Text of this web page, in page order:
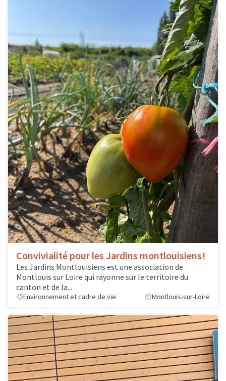
Convivialité pour les Jardins montlouisiens!
Les Jardins Montlouisiens est une association de
Montlouis sur Loire qui rayonne sur le territoire du
canton et de la...
Environnement et cadre de vie Montlouis-sur-Loire